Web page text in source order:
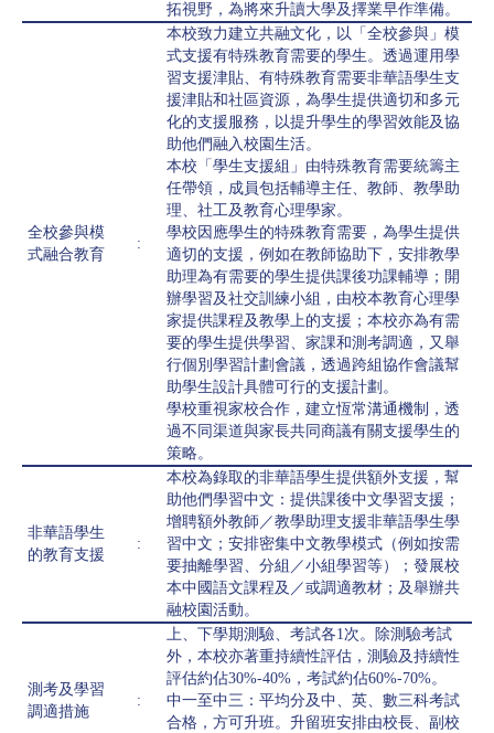
拓視野，為將來升讀大學及擇業早作準備。
全校參與模
式融合教育
:
本校致力建立共融文化，以「全校參與」模
式支援有特殊教育需要的學生。透過運用學
習支援津貼、有特殊教育需要非華語學生支
援津貼和社區資源，為學生提供適切和多元
化的支援服務，以提升學生的學習效能及協
助他們融入校園生活。
本校「學生支援組」由特殊教育需要統籌主
任帶領，成員包括輔導主任、教師、教學助
理、社工及教育心理學家。
學校因應學生的特殊教育需要，為學生提供
適切的支援，例如在教師協助下，安排教學
助理為有需要的學生提供課後功課輔導；開
辦學習及社交訓練小組，由校本教育心理學
家提供課程及教學上的支援；本校亦為有需
要的學生提供學習、家課和測考調適，又舉
行個別學習計劃會議，透過跨組協作會議幫
助學生設計具體可行的支援計劃。
學校重視家校合作，建立恆常溝通機制，透
過不同渠道與家長共同商議有關支援學生的
策略。
非華語學生
的教育支援
:
本校為錄取的非華語學生提供額外支援，幫
助他們學習中文：提供課後中文學習支援；
增聘額外教師／教學助理支援非華語學生學
習中文；安排密集中文教學模式（例如按需
要抽離學習、分組／小組學習等）；發展校
本中國語文課程及／或調適教材；及舉辦共
融校園活動。
測考及學習
調適措施
:
上、下學期測驗、考試各1次。除測驗考試
外，本校亦著重持續性評估，測驗及持續性
評估約佔30%-40%，考試約佔60%-70%。
中一至中三：平均分及中、英、數三科考試
合格，方可升班。升留班安排由校長、副校